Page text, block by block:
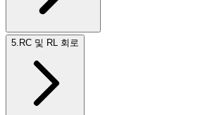
5 RC 및 RL 회로